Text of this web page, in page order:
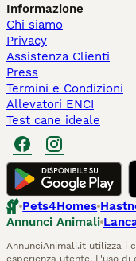
Informazione
Chi siamo
Privacy
Assistenza Clienti
Press
Termini e Condizioni
Allevatori ENCI
Test cane ideale
Pets4Homes
Annunci Animali
AnnunciAnimali.it utilizza i
esperienza utente. L'uso